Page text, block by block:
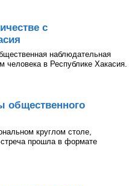
с
наблюдательная
человека в Республике Хакасия.
общественного
круглом столе,
прошла в формате